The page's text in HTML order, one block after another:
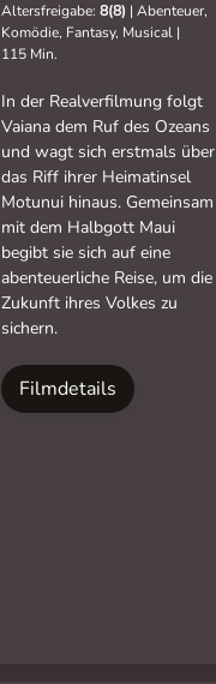
Altersfreigabe: 8(8) | Abenteuer,
Komödie, Fantasy, Musical |
115 Min.
In der Realverfilmung folgt
Vaiana dem Ruf des Ozeans
und wagt sich erstmals über
das Riff ihrer Heimatinsel
Motunui hinaus. Gemeinsam
mit dem Halbgott Maui
begibt sie sich auf eine
abenteuerliche Reise, um die
Zukunft ihres Volkes zu
sichern.
Filmdetails